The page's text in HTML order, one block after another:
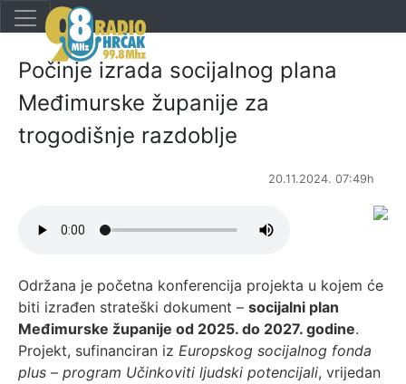
Počinje izrada socijalnog plana
Međimurske županije za
trogodišnje razdoblje
20.11.2024. 07:49h
Održana je početna konferencija projekta u kojem će
biti izrađen strateški dokument – socijalni plan
Međimurske županije od 2025. do 2027. godine.
Projekt, sufinanciran iz Europskog socijalnog fonda
plus – program Učinkoviti ljudski potencijali, vrijedan